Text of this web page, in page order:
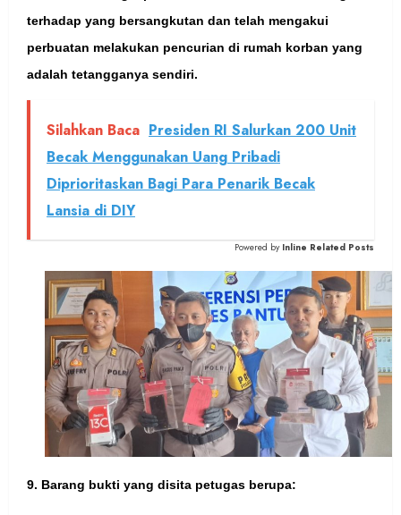
terhadap yang bersangkutan dan telah mengakui
perbuatan melakukan pencurian di rumah korban yang
adalah tetangganya sendiri.
Silahkan Baca Presiden RI Salurkan 200 Unit
Becak Menggunakan Uang Pribadi
Diprioritaskan Bagi Para Penarik Becak
Lansia di DIY
Powered by Inline Related Posts
9. Barang bukti yang disita petugas berupa: